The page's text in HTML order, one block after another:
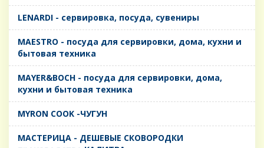
LENARDI - сервировка, посуда, сувениры
MAESTRO - посуда для сервировки, дома, кухни и
бытовая техника
MAYER&BOCH - посуда для сервировки, дома,
кухни и бытовая техника
MYRON COOK -ЧУГУН
MАСТЕРИЦА - ДЕШЕВЫЕ СКОВОРОДКИ